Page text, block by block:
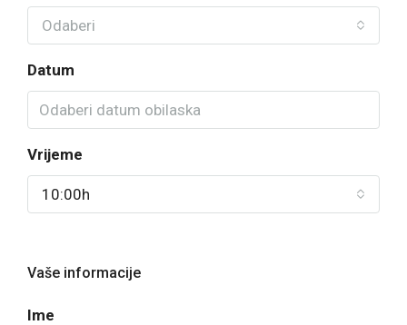
Odaberi
Datum
Vrijeme
10:00h
Vaše informacije
Ime